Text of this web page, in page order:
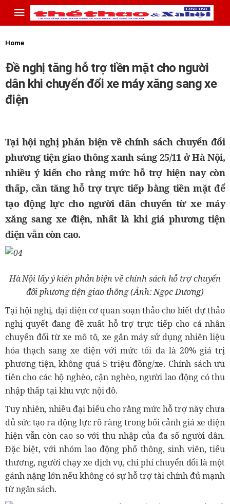
Home
Đề nghị tăng hỗ trợ tiền mặt cho người
dân khi chuyển đổi xe máy xăng sang xe
điện
Tại hội nghị phản biện về chính sách chuyển đổi
phương tiện giao thông xanh sáng 25/11 ở Hà Nội,
nhiều ý kiến cho rằng mức hỗ trợ hiện nay còn
thấp, cần tăng hỗ trợ trực tiếp bằng tiền mặt để
tạo động lực cho người dân chuyển từ xe máy
xăng sang xe điện, nhất là khi giá phương tiện
điện vẫn còn cao.
Hà Nội lấy ý kiến phản biện về chính sách hỗ trợ chuyển
đổi phương tiện giao thông (Ảnh: Ngọc Dương)
Tại hội nghị, đại diện cơ quan soạn thảo cho biết dự thảo
nghị quyết đang đề xuất hỗ trợ trực tiếp cho cá nhân
chuyển đổi từ xe mô tô, xe gắn máy sử dụng nhiên liệu
hóa thạch sang xe điện với mức tối đa là 20% giá trị
phương tiện, không quá 5 triệu đồng/xe. Chính sách ưu
tiên cho các hộ nghèo, cận nghèo, người lao động có thu
nhập thấp tại khu vực nội đô.
Tuy nhiên, nhiều đại biểu cho rằng mức hỗ trợ này chưa
đủ sức tạo ra động lực rõ ràng trong bối cảnh giá xe điện
hiện vẫn còn cao so với thu nhập của đa số người dân.
Đặc biệt, với nhóm lao động phổ thông, sinh viên, tiểu
thương, người chạy xe dịch vụ, chi phí chuyển đổi là một
gánh nặng lớn nếu không có sự hỗ trợ tài chính đủ mạnh
từ ngân sách.